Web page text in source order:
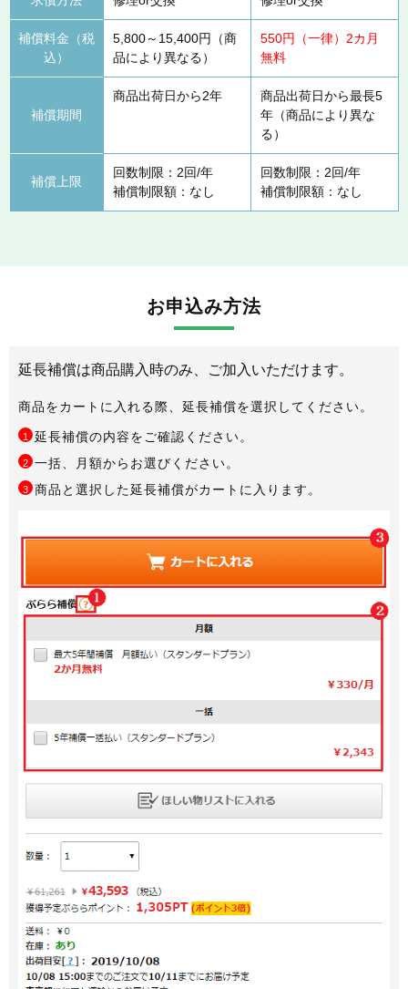
補償料金（税
込）
5,800～15,400円（商
品により異なる）
550円（一律）2カ月
無料
補償期間
商品出荷日から2年
商品出荷日から最長5
年（商品により異な
る）
補償上限
回数制限：2回/年
補償制限額：なし
回数制限：2回/年
補償制限額：なし
お申込み方法
延長補償は商品購入時のみ、ご加入いただけます。
商品をカートに入れる際、延長補償を選択してください。
1 延長補償の内容をご確認ください。
2 一括、月額からお選びください。
3 商品と選択した延長補償がカートに入ります。